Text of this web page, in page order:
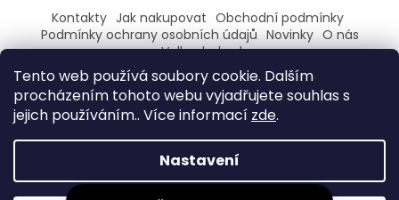
Tento web používá soubory cookie. Dalším
procházením tohoto webu vyjadřujete souhlas s
jejich používáním.. Více informací zde.
Nastavení
Kontakty Jak nakupovat Obchodní podmínky
Podmínky ochrany osobních údajů Novinky O nás
Velkoobchod
ZAREGISTRUJ SE A ZÍSKEJ SLEVU 100,- NA PRVNÍ NÁKUP
Vytvořil Shoptet